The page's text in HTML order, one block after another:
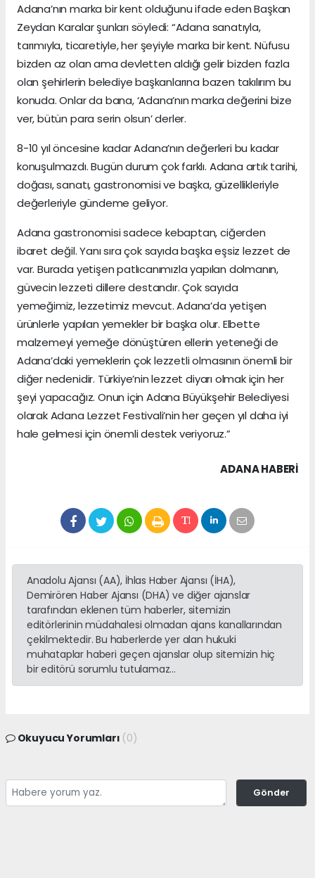
Adana’nın marka bir kent olduğunu ifade eden Başkan
Zeydan Karalar şunları söyledi: “Adana sanatıyla,
tarımıyla, ticaretiyle, her şeyiyle marka bir kent. Nüfusu
bizden az olan ama devletten aldığı gelir bizden fazla
olan şehirlerin belediye başkanlarına bazen takılırım bu
konuda. Onlar da bana, ‘Adana’nın marka değerini bize
ver, bütün para serin olsun’ derler.
8-10 yıl öncesine kadar Adana’nın değerleri bu kadar
konuşulmazdı. Bugün durum çok farklı. Adana artık tarihi,
doğası, sanatı, gastronomisi ve başka, güzellikleriyle
değerleriyle gündeme geliyor.
Adana gastronomisi sadece kebaptan, ciğerden
ibaret değil. Yanı sıra çok sayıda başka eşsiz lezzet de
var. Burada yetişen patlıcanımızla yapılan dolmanın,
güvecin lezzeti dillere destandır. Çok sayıda
yemeğimiz, lezzetimiz mevcut. Adana’da yetişen
ürünlerle yapılan yemekler bir başka olur. Elbette
malzemeyi yemeğe dönüştüren ellerin yeteneği de
Adana’daki yemeklerin çok lezzetli olmasının önemli bir
diğer nedenidir. Türkiye’nin lezzet diyarı olmak için her
şeyi yapacağız. Onun için Adana Büyükşehir Belediyesi
olarak Adana Lezzet Festivali’nin her geçen yıl daha iyi
hale gelmesi için önemli destek veriyoruz.”
ADANA HABERİ
Anadolu Ajansı (AA), İhlas Haber Ajansı (İHA),
Demirören Haber Ajansı (DHA) ve diğer ajanslar
tarafından eklenen tüm haberler, sitemizin
editörlerinin müdahalesi olmadan ajans kanallarından
çekilmektedir. Bu haberlerde yer alan hukuki
muhataplar haberi geçen ajanslar olup sitemizin hiç
bir editörü sorumlu tutulamaz...
Okuyucu Yorumları (0)
Gönder